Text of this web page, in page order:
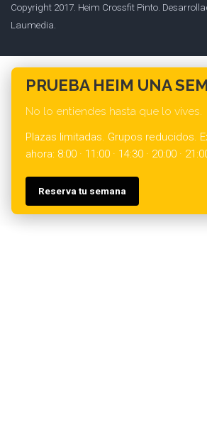
Copyright 2017. Heim Crossfit Pinto.
Laumedia.
PRUEBA HEIM UNA
No lo entiendes hasta que lo vives.
Plazas limitadas. Grupos reducidos.
ahora: 8:00 · 11:00 · 14:30 · 20:00 ·
Reserva tu semana